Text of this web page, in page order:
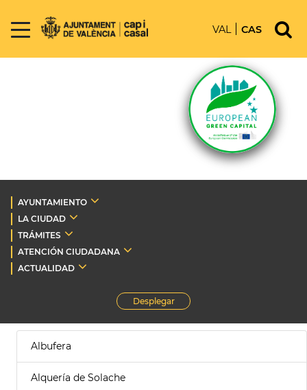
VAL CAS
AYUNTAMIENTO
LA CIUDAD
TRÁMITES
ATENCIÓN CIUDADANA
ACTUALIDAD
Desplegar
Albufera
Alquería de Solache